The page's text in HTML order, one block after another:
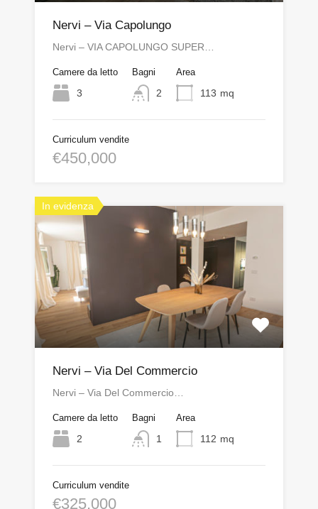
Nervi – Via Capolungo
Nervi – VIA CAPOLUNGO SUPER…
Camere da letto
3
Bagni
2
Area
113 mq
Curriculum vendite
€450,000
In evidenza
Nervi – Via Del Commercio
Nervi – Via Del Commercio…
Camere da letto
2
Bagni
1
Area
112 mq
Curriculum vendite
€325,000